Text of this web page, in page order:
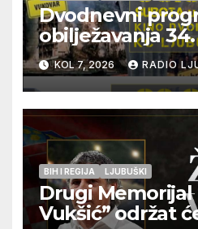
Dvodnevni
obilježavanja
pogibije
Kraljevića i
pripadnika HOS-
KOL 7, 2026 RADIO
BIH I REGIJA LJUBUŠKI
Drugi Memorijal
Vukšić” održat